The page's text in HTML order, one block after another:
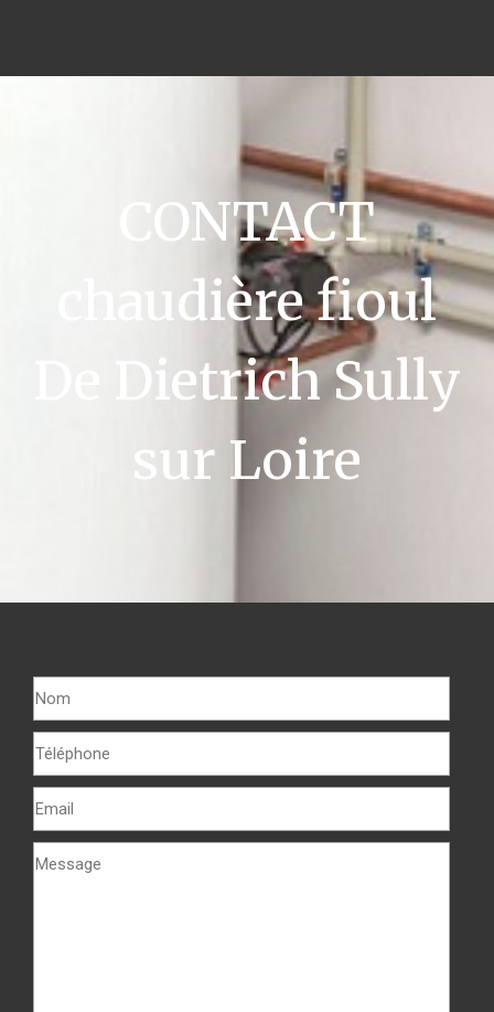
CONTACT
chaudière fioul
De Dietrich Sully
sur Loire